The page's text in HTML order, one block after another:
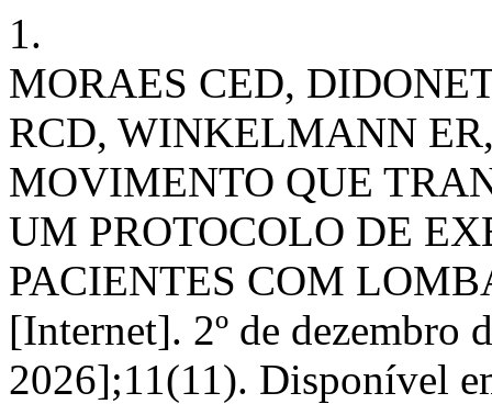
1.
MORAES CED,
RCD, WINKELMANN
MOVIMENTO QUE
UM PROTOCOLO DE
PACIENTES COM
[Internet]. 2º de dezembro
2026];11(11). Disponível